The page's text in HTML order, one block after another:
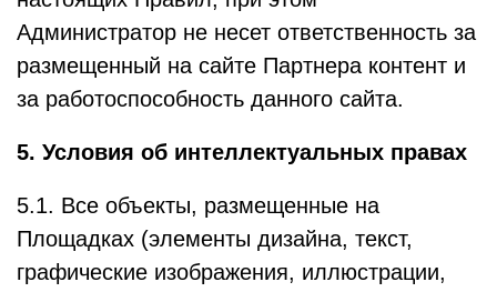
Администратор не несет ответственность за
размещенный на сайте Партнера контент и
за работоспособность данного сайта.
5. Условия об интеллектуальных правах
5.1. Все объекты, размещенные на
Площадках (элементы дизайна, текст,
графические изображения, иллюстрации,